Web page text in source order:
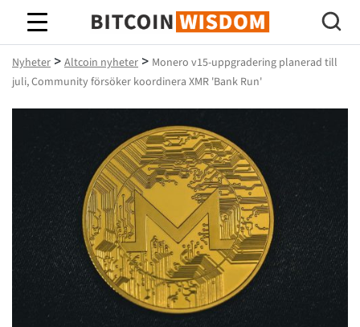
Bitcoin Wisdom
Nyheter > Altcoin nyheter > Monero v15-uppgradering planerad till
juli, Community försöker koordinera XMR 'Bank Run'